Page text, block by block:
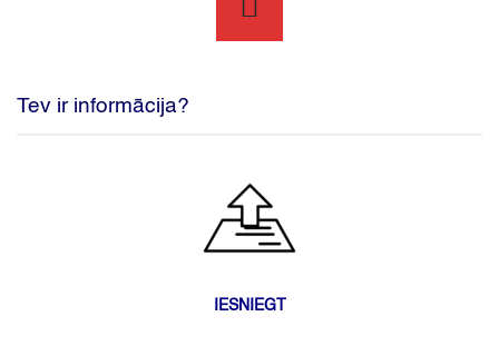
Tev ir informācija?
IESNIEGT